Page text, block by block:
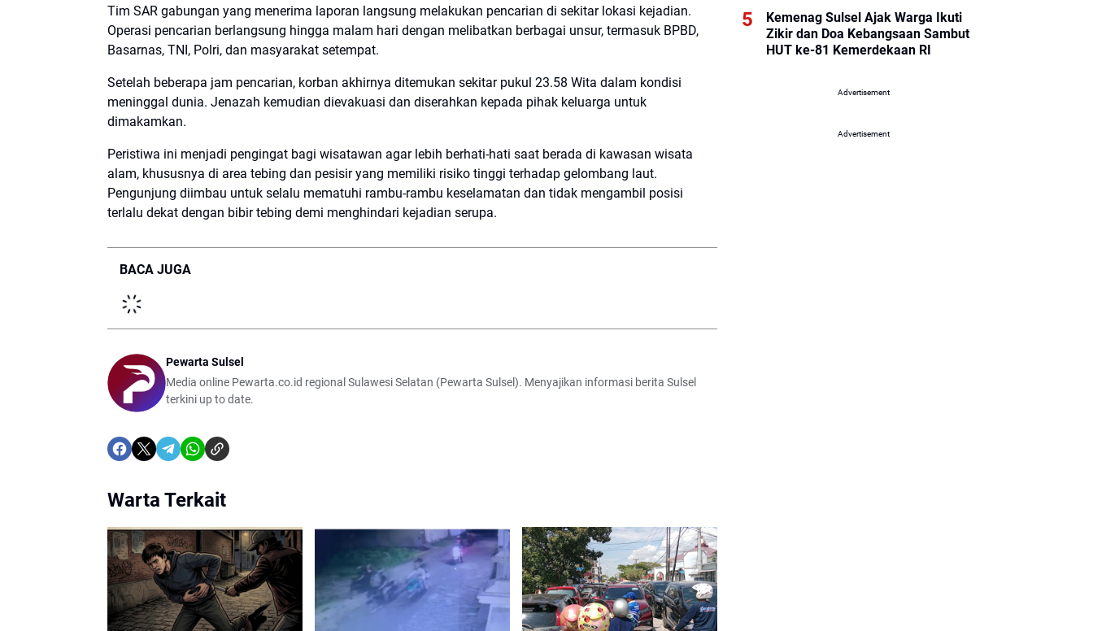
Tim SAR gabungan yang menerima laporan langsung melakukan pencarian di sekitar lokasi kejadian.
Operasi pencarian berlangsung hingga malam hari dengan melibatkan berbagai unsur, termasuk BPBD,
Basarnas, TNI, Polri, dan masyarakat setempat.
Setelah beberapa jam pencarian, korban akhirnya ditemukan sekitar pukul 23.58 Wita dalam kondisi
meninggal dunia. Jenazah kemudian dievakuasi dan diserahkan kepada pihak keluarga untuk
dimakamkan.
Peristiwa ini menjadi pengingat bagi wisatawan agar lebih berhati-hati saat berada di kawasan wisata
alam, khususnya di area tebing dan pesisir yang memiliki risiko tinggi terhadap gelombang laut.
Pengunjung diimbau untuk selalu mematuhi rambu-rambu keselamatan dan tidak mengambil posisi
terlalu dekat dengan bibir tebing demi menghindari kejadian serupa.
BACA JUGA
Pewarta Sulsel
Media online Pewarta.co.id regional Sulawesi Selatan (Pewarta Sulsel). Menyajikan informasi berita Sulsel
terkini up to date.
Warta Terkait
Kemenag Sulsel Ajak Warga Ikuti
Zikir dan Doa Kebangsaan Sambut
HUT ke-81 Kemerdekaan RI
Advertisement
Advertisement